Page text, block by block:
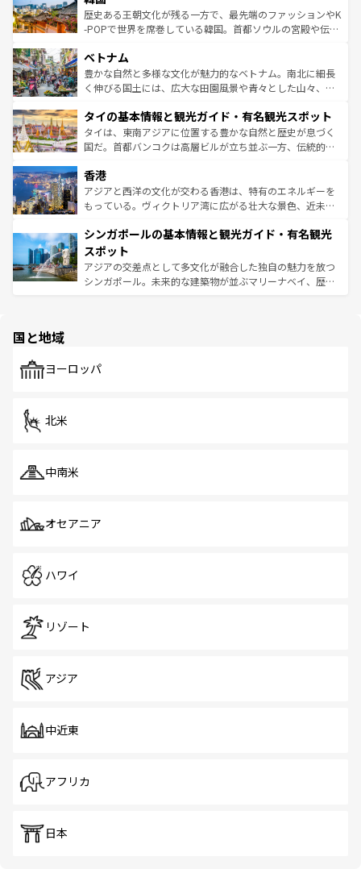
ビング、ハイキングなど、アウトドア好きにはたまらな
い。オーストラリアの多彩な魅力を存分に味わいつくそ
参照してほしい。
と山間の静けさが共存しており、訪れる人に新しい発見と
驚きをもたらしてくれる。また、奥深い台湾の食文化も魅
容にもいいと評判のスイーツなど、バラエティ豊かな料理
が味わえる。 なお、新着の台湾情報は コンテンツ一覧を参
照してほしい。
歴史ある王朝文化が残る一方で、最先端のファッションやK
-POPで世界を席巻している韓国。首都ソウルの宮殿や伝統
き、地方に足を延ばせば四季折々の自然美を楽しむことが
できる。そして、キムチや焼肉、絶品のストリートフード
まで、さまざまな韓国料理が待っている。夜には、韓国な
リティに包まれながら、韓国の多彩な魅力を心ゆくまで味
わってみてほしい。 なお、新着の韓国情報はコンテンツ一
覧を参照してほしい。
ベトナム
豊かな自然と多様な文化が魅力的なベトナム。南北に細長
く伸びる国土には、広大な田園風景や青々とした山々、世
急速な発展と共に伝統が息づく。ハノイの古い町並みやホ
ーチミン市のフランス統治時代の建物も、独特の雰囲気を
醸し出している。また、バラエティの豊かさとおいしさで
とつ。フォーやバインミー、ベトナムコーヒーなどは、ぜ
ひ現地で味わいたい。どの地域を訪れてもあたたかい人々
が旅行者を迎えてくれるので、きっと忘れられない旅にな
参照してほしい。
タイの基本情報と観光ガイド・有名観光スポット
タイは、東南アジアに位置する豊かな自然と歴史が息づく
国だ。首都バンコクは高層ビルが立ち並ぶ一方、伝統的な
の活気が交差している。北部ではチェンマイなどの山岳地
帯で自然と触れ合い、南部ではプーケットやクラビの美し
いビーチでリゾート気分を楽しむことができる。タイ料理
激する。気候は一年中温暖で、どの季節にも異なる楽しみ
が待っている。親しみやすいタイの人々、仏教を中心とし
た文化、そして多様な観光資源が、訪れる旅人を魅了し続
ける。 なお、新着のタイ情報はコンテンツ一覧を参照して
香港
アジアと西洋の文化が交わる香港は、特有のエネルギーを
もっている。ヴィクトリア湾に広がる壮大な景色、近未来
み、どこを訪れても感動するはず。観光スポットが密集し
ており、効率よく見どころを回れるのも魅力。息をのむよ
うな絶景から文化的な体験まで、香港を存分に楽しみ尽く
そう。 なお、新着の香港情報はコンテンツ一覧を参照して
シンガポールの基本情報と観光ガイド・有名観光
スポット
アジアの交差点として多文化が融合した独自の魅力を放つ
シンガポール。未来的な建築物が並ぶマリーナベイ、歴史
で、ホーカーズは地元の風情を楽しめる外せないスポット
国と地域
ヨーロッパ
北米
中南米
オセアニア
ハワイ
リゾート
アジア
中近東
アフリカ
日本